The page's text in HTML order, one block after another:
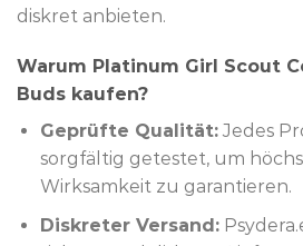
diskret anbieten.
Warum Platinum Girl Scout
Buds kaufen?
Geprüfte Qualität:Jedes
sorgfältig getestet, um
Wirksamkeit zu garantieren.
Diskreter Versand: